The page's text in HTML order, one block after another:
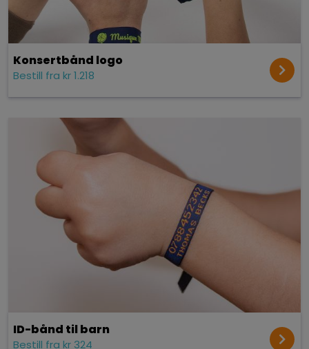
Konsert­bånd logo
Bestill fra kr 1.218
ID-bånd til barn
Bestill fra kr 324